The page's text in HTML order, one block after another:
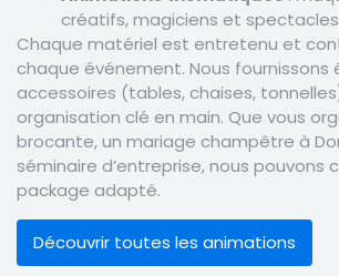
créatifs, magiciens et
Chaque matériel est entretenu et
chaque événement. Nous fournissons
accessoires (tables, chaises,
organisation clé en main. Que vous
brocante, un mariage champêtre à
séminaire d’entreprise, nous pouvons
package adapté.
Découvrir toutes les animations